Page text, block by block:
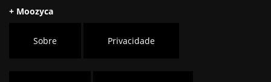
+ Moozyca
Sobre Privacidade